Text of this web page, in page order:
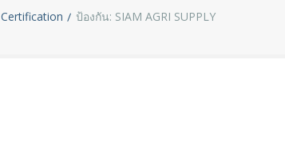
Certification ป้องกัน: SIAM AGRI SUPPLY